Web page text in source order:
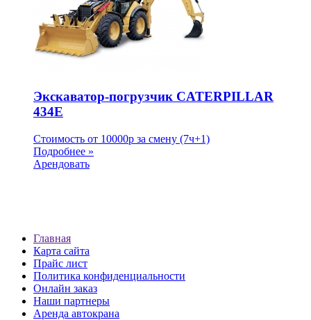
Экскаватор-погрузчик CATERPILLAR
434E
Стоимость от 10000p за смену (7ч+1)
Подробнее »
Арендовать
Главная
Карта сайта
Прайс лист
Политика конфиденциальности
Онлайн заказ
Наши партнеры
Аренда автокрана